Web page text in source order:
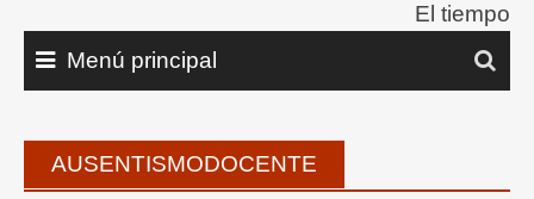
El tiempo
Menú principal
AUSENTISMODOCENTE